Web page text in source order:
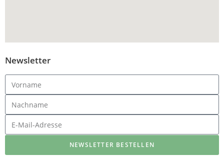
Newsletter
NEWSLETTER BESTELLEN